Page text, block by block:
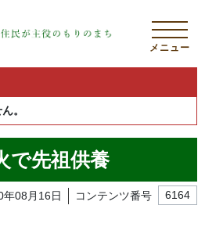
メニュー
。
で先祖供養
年08月16日 コンテンツ番号 6164